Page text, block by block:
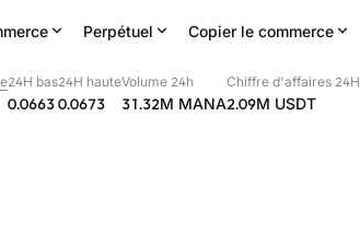
Perpétuel Copier le commerce
24H bas
0.0663
24H haute
0.0673
Volume 24h
31.32M MANA
Chiffre d'affaires 24H
2.09M USDT